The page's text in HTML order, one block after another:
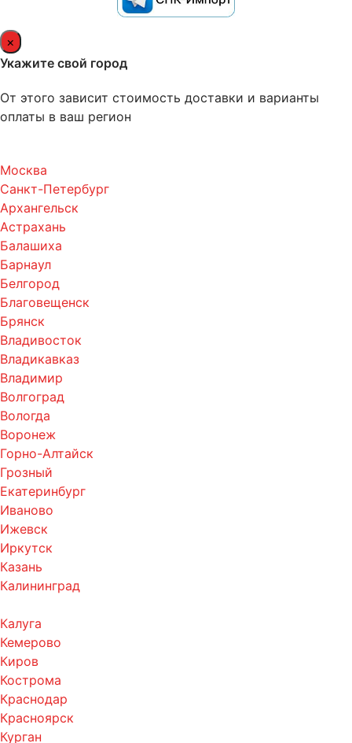
×
Укажите свой город
От этого зависит стоимость доставки и варианты
оплаты в ваш регион
Москва
Санкт-Петербург
Архангельск
Астрахань
Балашиха
Барнаул
Белгород
Благовещенск
Брянск
Владивосток
Владикавказ
Владимир
Волгоград
Вологда
Воронеж
Горно-Алтайск
Грозный
Екатеринбург
Иваново
Ижевск
Иркутск
Казань
Калининград
Калуга
Кемерово
Киров
Кострома
Краснодар
Красноярск
Курган